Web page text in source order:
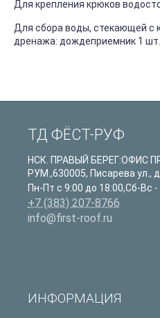
Для крепления крюков
Для сбора воды, стекающей с
дренажа: дождеприемник 1
ТД ФЁСТ-РУФ
НСК. ПРАВЫЙ БЕРЕГ:ОФИС
РУМ. ,630005, Писарева ул.,
Пн-Пт с 9:00 до 18:00,Сб-Вс
+7 (383) 207-8766
info@first-roof.ru
ИНФОРМАЦИЯ